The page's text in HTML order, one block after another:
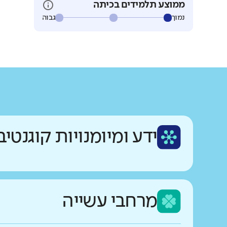
ממוצע תלמידים בכיתה
גבוה נמוך
ידע ומיומנויות
מרחבי עשייה